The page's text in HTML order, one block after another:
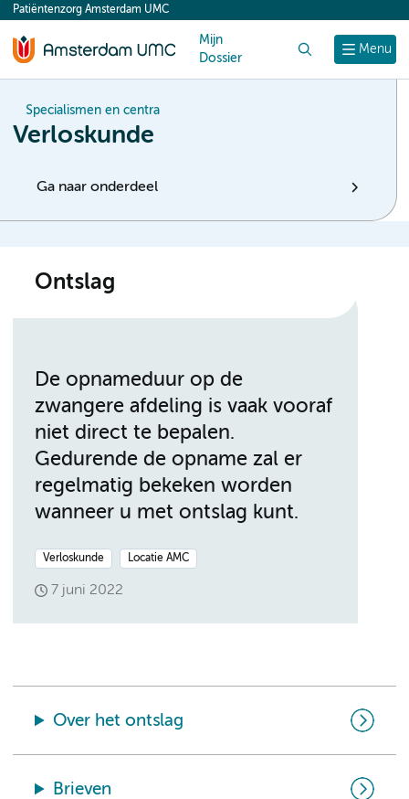
content
Menu
Patiëntenzorg Amsterdam UMC
Mijn
Dossier
Specialismen en centra
Verloskunde
Ga naar onderdeel
Ontslag
De opnameduur op de
zwangere afdeling is vaak vooraf
niet direct te bepalen.
Gedurende de opname zal er
regelmatig bekeken worden
wanneer u met ontslag kunt.
Verloskunde Locatie AMC
7 juni 2022
Over het ontslag
Brieven